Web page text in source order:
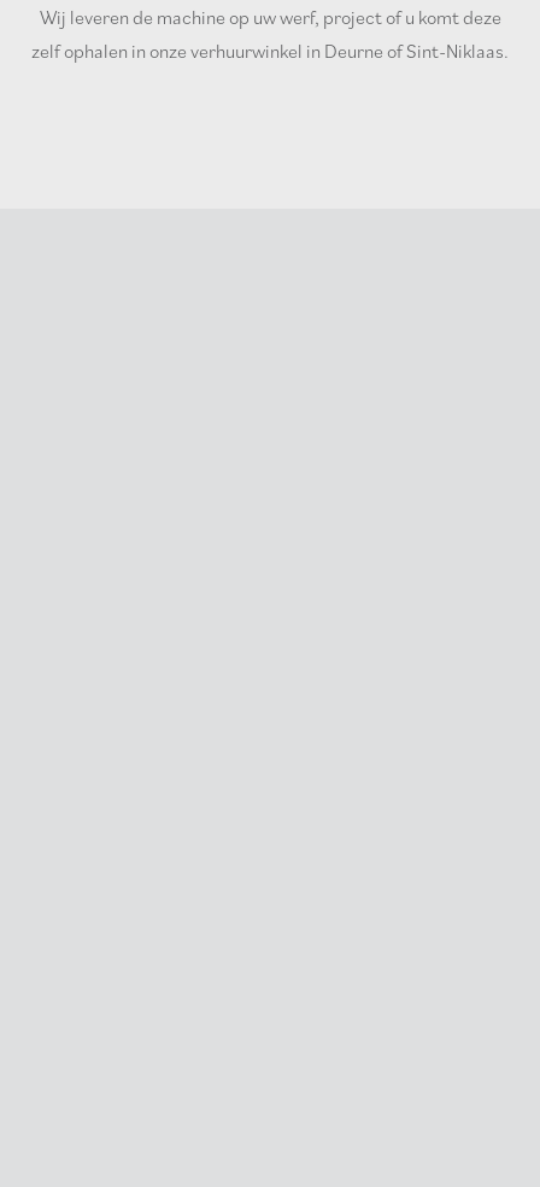
Wij leveren de machine op uw werf, project of u komt deze
zelf ophalen in onze verhuurwinkel in Deurne of Sint-Niklaas.